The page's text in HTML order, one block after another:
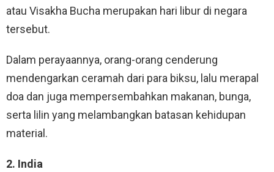
atau Visakha Bucha merupakan hari libur di negara
tersebut.
Dalam perayaannya, orang-orang cenderung
mendengarkan ceramah dari para biksu, lalu merapal
doa dan juga mempersembahkan makanan, bunga,
serta lilin yang melambangkan batasan kehidupan
material.
2. India